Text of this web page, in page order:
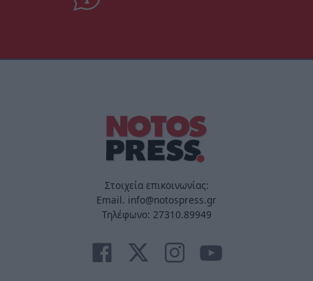
Στοιχεία επικοινωνίας:
Email. info@notospress.gr
Τηλέφωνο: 27310.89949